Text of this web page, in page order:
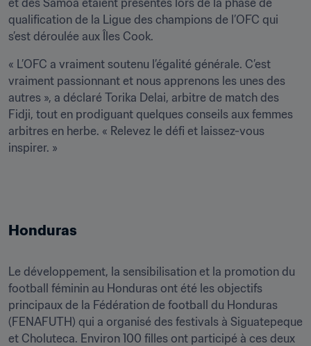
et des Samoa étaient présentes lors de la phase de
qualification de la Ligue des champions de l’OFC qui
s’est déroulée aux Îles Cook.
« L’OFC a vraiment soutenu l’égalité générale. C’est
vraiment passionnant et nous apprenons les unes des
autres », a déclaré Torika Delai, arbitre de match des
Fidji, tout en prodiguant quelques conseils aux femmes
arbitres en herbe. « Relevez le défi et laissez-vous
Honduras
Le développement, la sensibilisation et la promotion du
football féminin au Honduras ont été les objectifs
principaux de la Fédération de football du Honduras
(FENAFUTH) qui a organisé des festivals à Siguatepeque
et Choluteca. Environ 100 filles ont participé à ces deux